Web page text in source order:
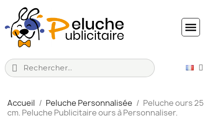
Accueil Peluche Personnalisée
Peluche ours 25
cm. Peluche Publicitaire ours à Personnaliser.